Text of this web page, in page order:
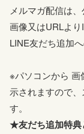
せん。申し訳ご
メルマガ配信は
画像又はURLより
LINE友だち追加
※パソコンから 画
示されますので
す。
★友だち追加特典